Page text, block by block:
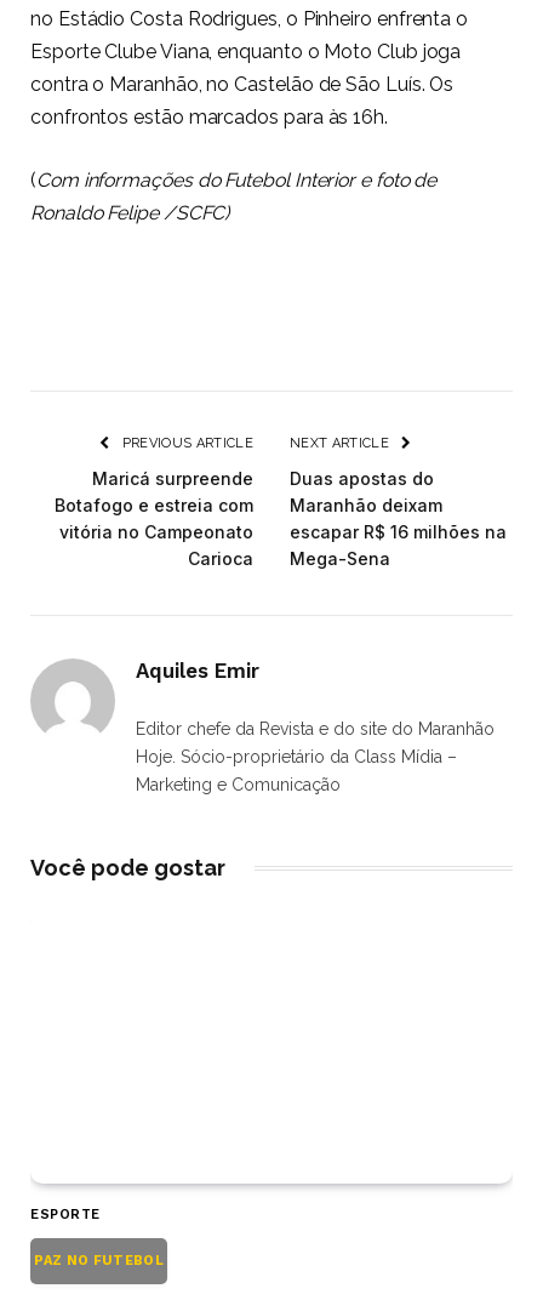
no Estádio Costa Rodrigues, o Pinheiro enfrenta o
Esporte Clube Viana, enquanto o Moto Club joga
contra o Maranhão, no Castelão de São Luís. Os
confrontos estão marcados para às 16h.
(Com informações do Futebol Interior e foto de
Ronaldo Felipe /SCFC)
PREVIOUS ARTICLE
Maricá surpreende
Botafogo e estreia com
vitória no Campeonato
Carioca
NEXT ARTICLE
Duas apostas do
Maranhão deixam
escapar R$ 16 milhões na
Mega-Sena
Aquiles Emir
Editor chefe da Revista e do site do Maranhão
Hoje. Sócio-proprietário da Class Mídia –
Marketing e Comunicação
Você pode gostar
ESPORTE
PAZ NO FUTEBOL